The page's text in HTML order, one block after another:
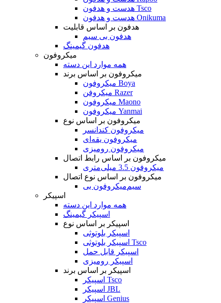
هدست و هدفون Tsco
هدست و هدفون Onikuma
هدفون بر اساس قابلیت
هدفون بی سیم
هدفون گیمینگ
میکروفون
همه موارد این دسته
میکروفون بر اساس برند
میکروفون Boya
میکروفن Razer
میکروفون Maono
میکروفون Yanmai
میکروفون بر اساس نوع
میکروفون کندانسر
میکروفون یقه‌ای
میکروفون رومیزی
میکروفون بر اساس رابط اتصال
میکروفون 3.5 میلی‌متری
میکروفون بر اساس نوع اتصال
میکروفون بی‌‎سیم
اسپیکر
همه موارد این دسته
اسپیکر گیمینگ
اسپیکر بر اساس نوع
اسپیکر بلوتوثی
اسپیکر بلوتوثی Tsco
اسپیکر قابل حمل
اسپیکر رومیزی
اسپیکر بر اساس برند
اسپیکر Tsco
اسپیکر JBL
اسپیکر Genius